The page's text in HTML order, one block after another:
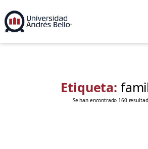
Etiqueta:
Se han encontrado 160